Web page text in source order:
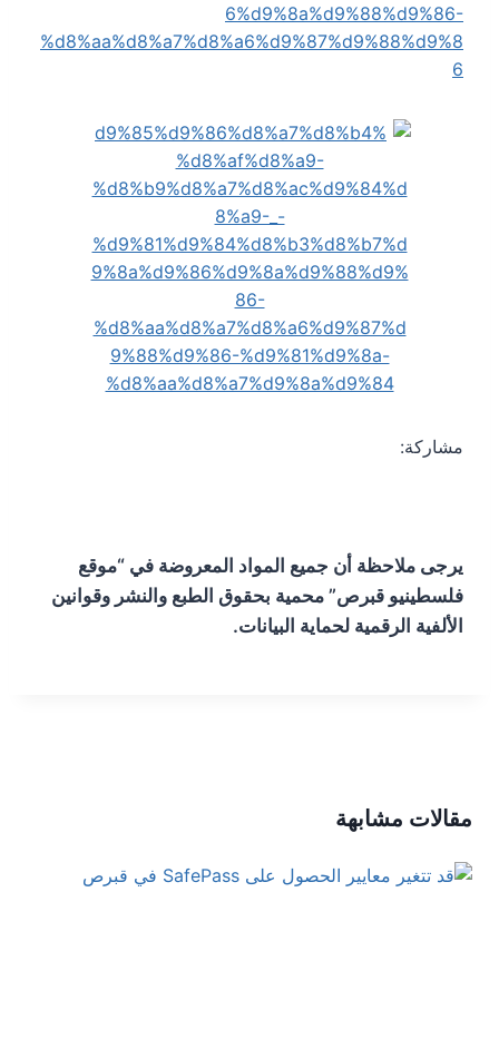
مشاركة:
يرجى ملاحظة أن جميع المواد المعروضة في “موقع
فلسطينيو قبرص” محمية بحقوق الطبع والنشر وقوانين
الألفية الرقمية لحماية البيانات.
مقالات مشابهة